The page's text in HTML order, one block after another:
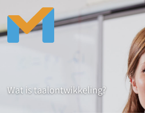
Wat is taalontwikkeling?